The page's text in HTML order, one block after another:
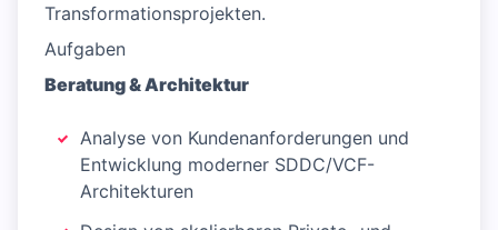
Transformationsprojekten.
Aufgaben
Beratung & Architektur
Analyse von Kundenanforderungen und
Entwicklung moderner SDDC/VCF-
Architekturen